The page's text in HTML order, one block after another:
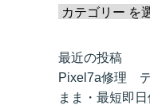
最近の投稿
Pixel7a修理
まま・最短即